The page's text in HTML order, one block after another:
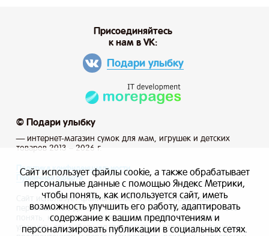
© Подари улыбку
— интернет-магазин сумок для мам, игрушек и детских
товаров 2013 – 2026 г.
Присоединяйтесь
к нам в VK:
Подари улыбку
Политика конфиденциальности
Публичная оферта
Сайт использует файлы cookie, а также обрабатывает
персональные данные с помощью Яндекс Метрики, чтобы
понять, как используется сайт, и иметь возможность
улучшить его работу, адаптировать содержание к вашим
Сайт использует файлы cookie, а также обрабатывает
персональные данные с помощью Яндекс Метрики,
чтобы понять, как используется сайт, иметь
возможность улучшить его работу, адаптировать
содержание к вашим предпочтениям и
персонализировать публикации в социальных сетях.